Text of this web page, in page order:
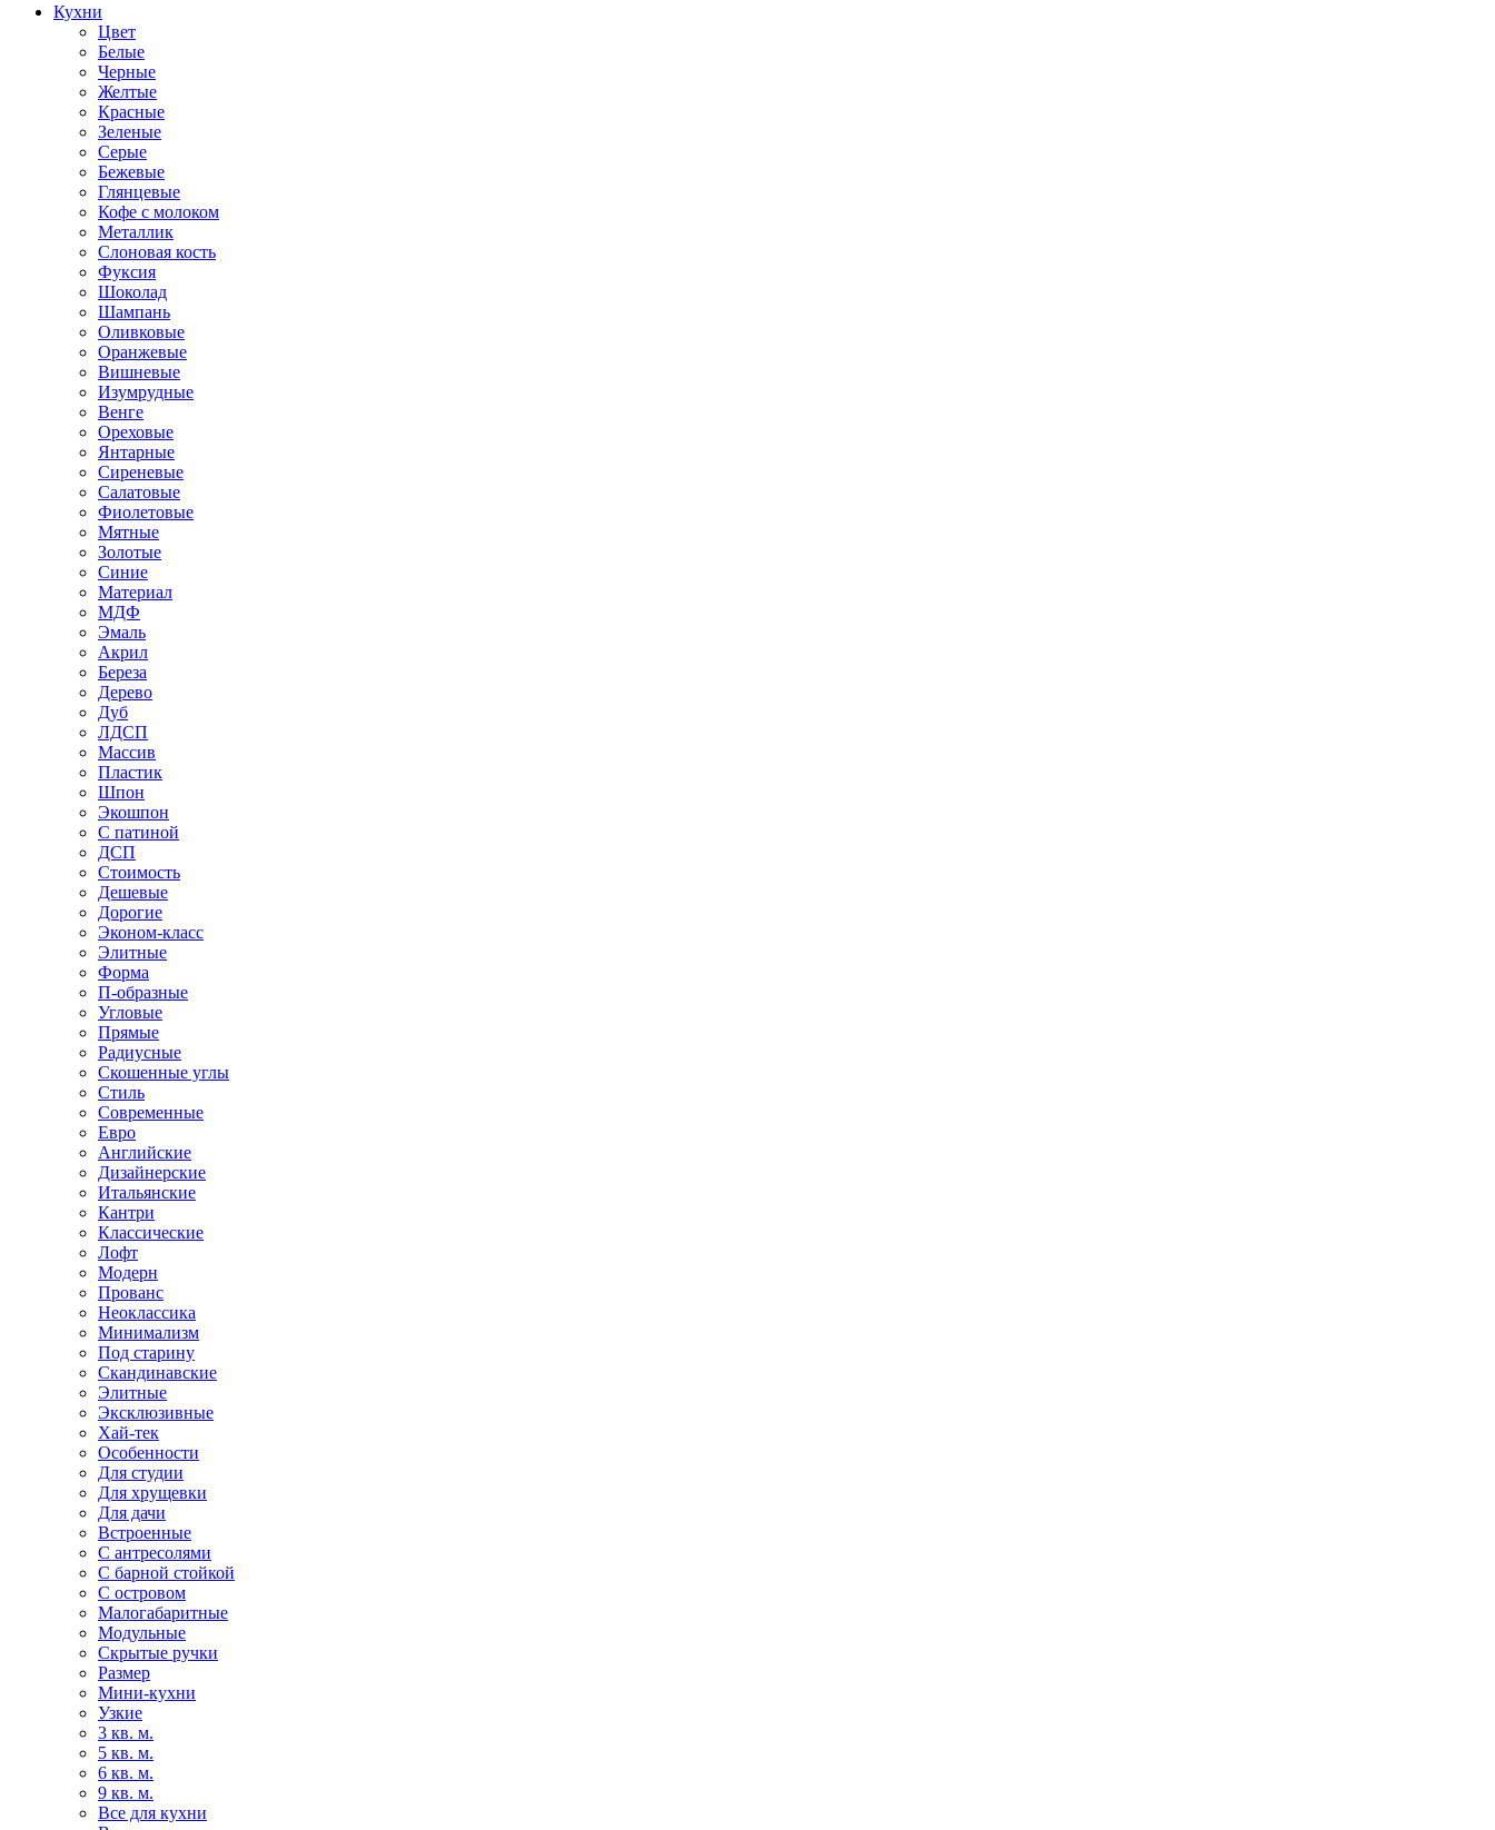
Кухни
Цвет
Белые
Черные
Желтые
Красные
Зеленые
Серые
Бежевые
Глянцевые
Кофе с молоком
Металлик
Слоновая кость
Фуксия
Шоколад
Шампань
Оливковые
Оранжевые
Вишневые
Изумрудные
Венге
Ореховые
Янтарные
Сиреневые
Салатовые
Фиолетовые
Мятные
Золотые
Синие
Материал
МДФ
Эмаль
Акрил
Береза
Дерево
Дуб
ЛДСП
Массив
Пластик
Шпон
Экошпон
С патиной
ДСП
Стоимость
Дешевые
Дорогие
Эконом-класс
Элитные
Форма
П-образные
Угловые
Прямые
Радиусные
Скошенные углы
Стиль
Современные
Евро
Английские
Дизайнерские
Итальянские
Кантри
Классические
Лофт
Модерн
Прованс
Неоклассика
Минимализм
Под старину
Скандинавские
Элитные
Эксклюзивные
Хай-тек
Особенности
Для студии
Для хрущевки
Для дачи
Встроенные
С антресолями
С барной стойкой
С островом
Малогабаритные
Модульные
Скрытые ручки
Размер
Мини-кухни
Узкие
3 кв. м.
5 кв. м.
6 кв. м.
9 кв. м.
Все для кухни